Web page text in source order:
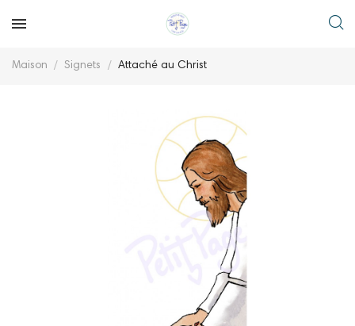
Maison Signets Attaché au Christ